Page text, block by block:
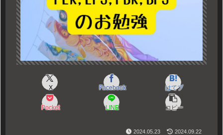
X Facebook はてブ
Pocket LINE コピー
2024.05.23 2024.09.22